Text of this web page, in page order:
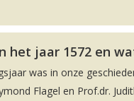
het jaar 1572 en
was in onze
Flagel en Prof.dr.